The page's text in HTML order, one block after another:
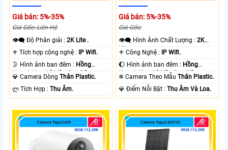
Giá bán: 5%-35%
Giá Gốc: Liên Hệ
👁️‍🗨 Độ Phân giải :2K Lite .
⚜️ Tích hợp công nghệ :
IP Wifi.
🌛 Hình ảnh ban đêm : Hồng
Ngoại 10m Có Màu Ban Ðêm.
💎 Camera DòngThân Plastic.
️ლ Tích Hợp :Thu Âm.
Giá bán: 5%-35%
Giá Gốc:
👁️‍🗨 Hình Ành Chất Lượng :2K
Lite .
⚜️ Công Nghệ :
IP Wifi.
🌔 Hình ảnh ban đêm : Hồng
Ngoại 10m Có Màu Ban Ðêm.
❄ Camera Theo MẫuThân Plastic.
️💎 Điểm Nỗi Bật :Thu Âm Và Loa.